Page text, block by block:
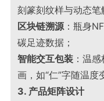
刻篆刻纹样与动态笔
区块链溯源 ：瓶身
碳足迹数据；
智能交互包装 ：温
画，如“仁”字随温度
3. 产品矩阵设计